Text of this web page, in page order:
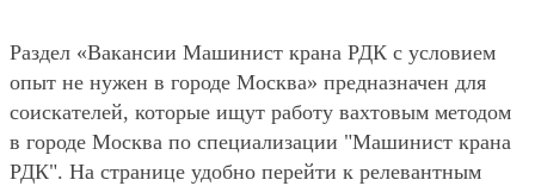
Раздел «Вакансии Машинист крана РДК с условием
опыт не нужен в городе Москва» предназначен для
соискателей, которые ищут работу вахтовым методом
в городе Москва по специализации "Машинист крана
РДК". На странице удобно перейти к релевантным